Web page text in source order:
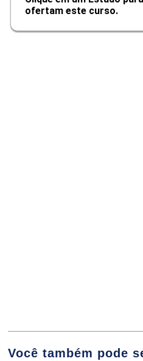
10h
ofertam este curso.
Você também pode